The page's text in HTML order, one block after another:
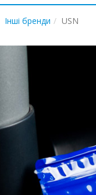
Інші бренди USN